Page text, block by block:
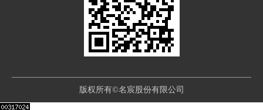
版权所有©名宸股份有限公司